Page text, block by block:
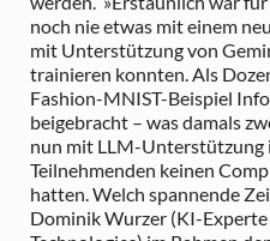
noch nie etwas mit einem
mit Unterstützung von
trainieren konnten. Als
Fashion-MNIST-Beispiel
beigebracht – was damals
nun mit LLM-Unterstützung
Teilnehmenden keinen
hatten. Welch spannende
Dominik Wurzer (KI-